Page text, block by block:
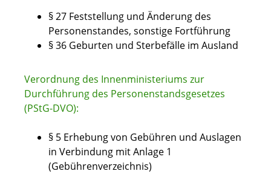
§ 27 Feststellung und Änderung des
Personenstandes, sonstige Fortführung
§ 36 Geburten und Sterbefälle im Ausland
Verordnung des Innenministeriums zur
Durchführung des Personenstandsgesetzes
(PStG-DVO):
§ 5 Erhebung von Gebühren und Auslagen
in Verbindung mit Anlage 1
(Gebührenverzeichnis)